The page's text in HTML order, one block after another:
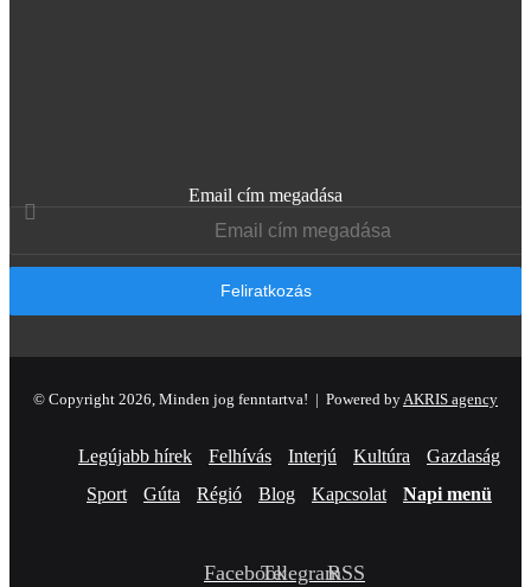
Email cím megadása
© Copyright 2026, Minden jog fenntartva! | Powered byAKRIS agency
Legújabb hírek Felhívás Interjú Kultúra
Gazdaság
Sport
Gúta Régió Blog Kapcsolat Napi menü
FacebookTelegramRSS